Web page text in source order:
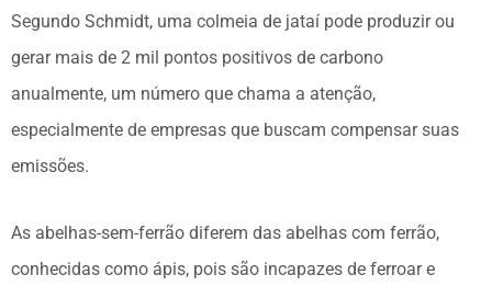
Segundo Schmidt, uma colmeia de jataí pode produzir ou
gerar mais de 2 mil pontos positivos de carbono
anualmente, um número que chama a atenção,
especialmente de empresas que buscam compensar suas
emissões.
As abelhas-sem-ferrão diferem das abelhas com ferrão,
conhecidas como ápis, pois são incapazes de ferroar e